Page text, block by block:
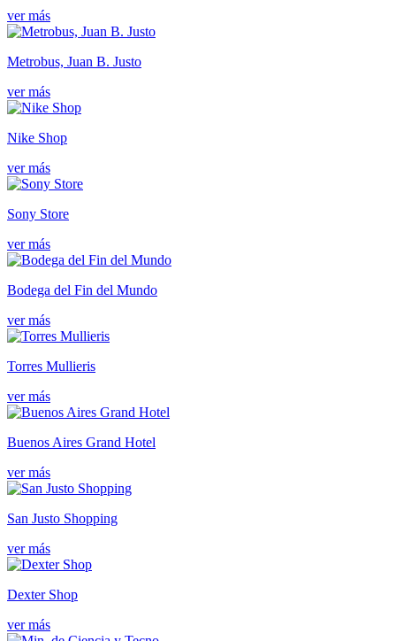
ver más
Metrobus, Juan B. Justo
ver más
Nike Shop
ver más
Sony Store
ver más
Bodega del Fin del Mundo
ver más
Torres Mullieris
ver más
Buenos Aires Grand Hotel
ver más
San Justo Shopping
ver más
Dexter Shop
ver más